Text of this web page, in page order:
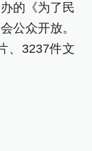
的《为了民
公众开放。
、3237件文